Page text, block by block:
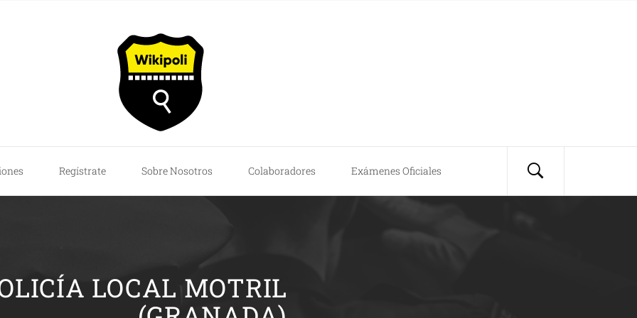
Regístrate Sobre Nosotros Colaboradores Exámenes Oficiales
LOCAL MOTRIL